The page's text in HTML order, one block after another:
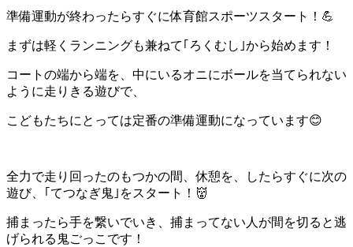
準備運動が終わったらすぐに体育館スポーツスタート！💪
まずは軽くランニングも兼ねて｢ろくむし｣から始めます！
コートの端から端を、中にいるオニにボールを当てられない
ように走りきる遊びで、
こどもたちにとっては定番の準備運動になっています😊
全力で走り回ったのもつかの間、休憩を、したらすぐに次の
遊び、｢てつなぎ鬼｣をスタート！👹
捕まったら手を繋いでいき、捕まってない人が間を切ると逃
げられる鬼ごっこです！